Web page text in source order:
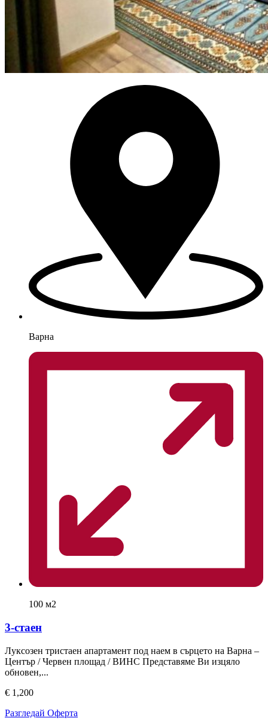
Варна
100 м2
3-стаен
Луксозен тристаен апартамент под наем в сърцето на Варна –
Център / Червен площад / ВИНС Представяме Ви изцяло
обновен,...
€ 1,200
Разгледай Оферта